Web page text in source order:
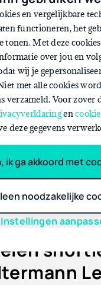
Dit verrekenen
€785,-p/m
Volgende
en vergelijkbare
functioneren, het
tonen. Met deze
over jou en
wij je
met alle cookies
verzameld. Voor zover
en
deze gegevens
ik ga akkoord met
noodzakelijke
Instellingen